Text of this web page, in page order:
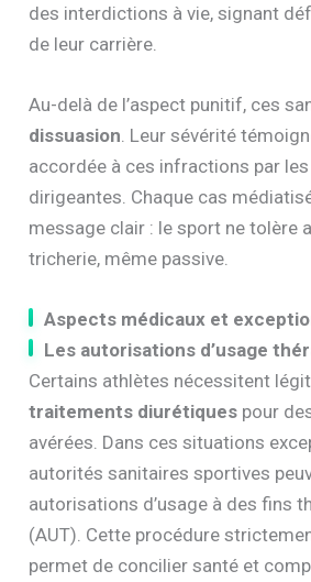
des interdictions à vie, signant
de leur carrière.
Au-delà de l’aspect punitif, ces
dissuasion . Leur sévérité
accordée à ces infractions par
dirigeantes. Chaque cas
message clair : le sport ne tolère
tricherie, même passive.
Aspects médicaux et
Les autorisations d’usage
Certains athlètes nécessitent
traitements diurétiques pour
avérées. Dans ces situations
autorités sanitaires sportives
autorisations d’usage à des fins
(AUT). Cette procédure
permet de concilier santé et